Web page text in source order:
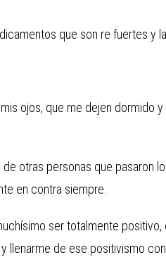
que son re fuertes y
ojos, que me dejen dormido
otras personas que pasaron
en contra siempre.
ser totalmente positivo,
llenarme de ese positivismo